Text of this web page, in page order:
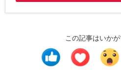
この記事はいか